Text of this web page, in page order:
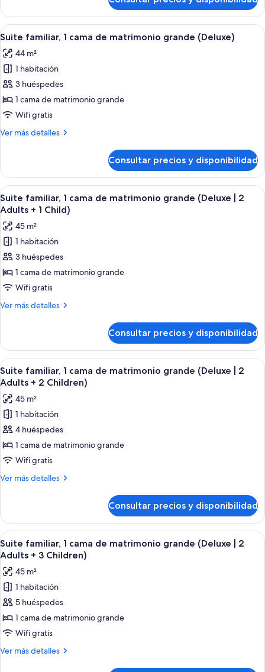
al
mar
(3
Adults
+
1
Child)
junior,
cama
matrimonio
grande,
vistas
al
mar
(3
Adults
+
Abrir
todas
las
fotos
de
Suite
familiar,
cama
grande
(Deluxe)
Una habitación de hotel moderna
9
Suite familiar, 1 cama de matrimonio grande (Deluxe)
44 m²
1 habitación
3 huéspedes
1 cama de matrimonio grande
Wifi gratis
Ver más detalles
Más
familiar,
cama
de
grande
(Deluxe)
Consultar precios y disponibilidad
Abrir
todas
las
fotos
de
Suite
familiar,
1
cama
grande
(Deluxe
|
2
Adults
+
Child)
Una habitación de hotel moderna
9
Suite familiar, 1 cama de matrimonio grande (Deluxe | 2
Adults + 1 Child)
45 m²
1 habitación
3 huéspedes
1 cama de matrimonio grande
Wifi gratis
Ver más detalles
Más
familiar,
cama
de
grande
(Deluxe
2
Adults
Child)
Consultar precios y disponibilidad
Abrir
todas
las
fotos
de
Suite
familiar,
1
cama
grande
(Deluxe
|
2
Adults
+
2
Children)
Una habitación de hotel moderna
9
Suite familiar, 1 cama de matrimonio grande (Deluxe | 2
Adults + 2 Children)
45 m²
1 habitación
4 huéspedes
1 cama de matrimonio grande
Wifi gratis
Ver más detalles
Más
familiar,
cama
de
grande
(Deluxe
2
Adults
Children)
Consultar precios y disponibilidad
Abrir
todas
las
fotos
de
Suite
familiar,
1
cama
Una habitación de hotel moderna
9
Suite familiar, 1 cama de matrimonio grande (Deluxe | 2
Adults + 3 Children)
45 m²
1 habitación
5 huéspedes
1 cama de matrimonio grande
Wifi gratis
Ver más detalles
Más